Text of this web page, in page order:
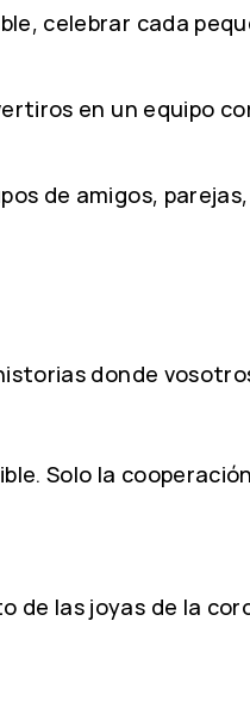
celebrar cada
en un equipo
de amigos,
donde
Solo la
las joyas de la